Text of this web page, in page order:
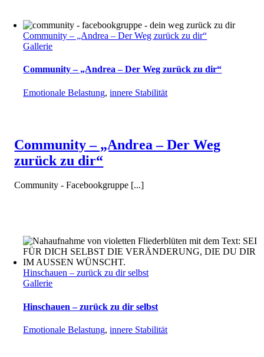
Community – „Andrea – Der Weg zurück zu dir“
Gallerie
Community – „Andrea – Der Weg zurück zu dir“
Emotionale Belastung,innere Stabilität
Community – „Andrea – Der Weg
zurück zu dir“
Community - Facebookgruppe [...]
Hinschauen – zurück zu dir selbst
Gallerie
Hinschauen – zurück zu dir selbst
Emotionale Belastung,innere Stabilität